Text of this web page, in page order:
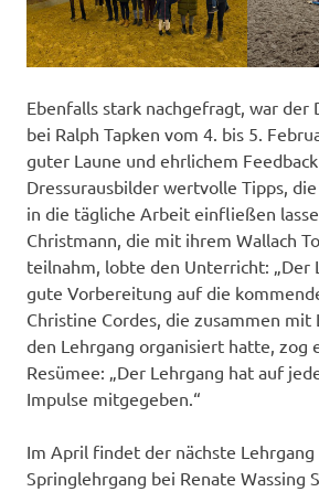
Ebenfalls stark nachgefragt, war der
bei Ralph Tapken vom 4. bis 5.
guter Laune und ehrlichem
Dressurausbilder wertvolle Tipps,
in die tägliche Arbeit einfließen
Christmann, die mit ihrem Wallach
teilnahm, lobte den Unterricht: „Der
gute Vorbereitung auf die
Christine Cordes, die zusammen mit
den Lehrgang organisiert hatte, zog
Resümee: „Der Lehrgang hat auf
Impulse mitgegeben.“
Im April findet der nächste
Springlehrgang bei Renate Wassing